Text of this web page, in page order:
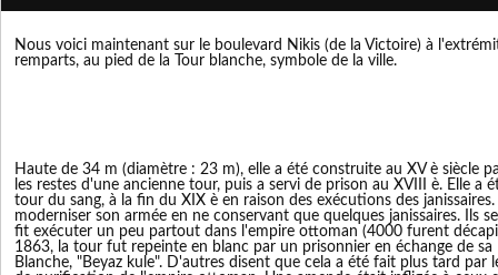
Nous voici maintenant sur le boulevard Nikis (de la Victoire) à
remparts, au pied de la Tour blanche, symbole de la ville.
Haute de 34 m (diamètre : 23 m), elle a été construite au XV è siècle
les restes d'une ancienne tour, puis a servi de prison au XVIII è. Elle a
tour du sang, à la fin du XIX è en raison des exécutions des
moderniser son armée en ne conservant que quelques janissaires. Ils
fit exécuter un peu partout dans l'empire ottoman (4000 furent
1863, la tour fut repeinte en blanc par un prisonnier en échange de
Blanche, "Beyaz kule". D'autres disent que cela a été fait plus tard par